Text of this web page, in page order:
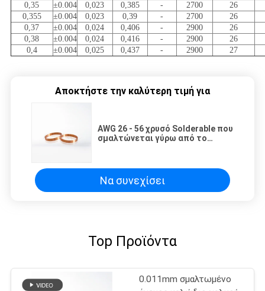
0,35
±0.004 0,023 0,385 - 2700
26
0,355
±0.004 0,023 0,39 - 2700
26
0,37
±0.004 0,024 0,406 - 2900
26
0,38
±0.004 0,024 0,416 - 2900
26
0,4
±0.004 0,025 0,437 - 2900 27
Αποκτήστε την καλύτερη τιμή για
AWG 26 - 56 χρυσό Solderable που
σμαλτώνεται γύρω από το
Να συνεχίσει
Top Προϊόντα
0.011mm σμαλτωμένο